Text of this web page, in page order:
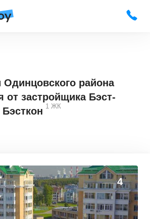
Одинцовского района
от застройщика Бэст-
1 ЖК
4